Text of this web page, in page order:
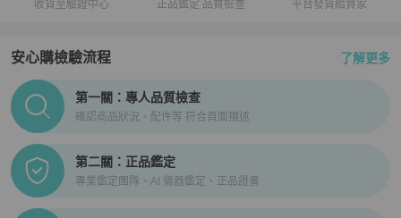
收貨至驗證中心 正品鑑定 品質檢查 平台發貨給買家
安心購檢驗流程 了解更多
PopChill拍拍圈正品驗證、安心購檢驗流程介紹
第一關：專人品質檢查
確認商品狀況、配件等 符合頁面描述
第二關：正品鑑定
專業鑑定團隊、AI 儀器鑑定、正品證書